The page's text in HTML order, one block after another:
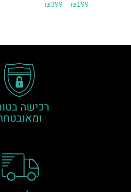
₪199
–
₪399